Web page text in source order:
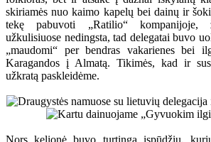
skiriamės nuo kaimo kapelų bei dainų ir
tekę pabuvoti „Ratilio“
užkulisiuose nedingsta, tad delegatai buvo
„maudomi“ per bendras vakarienes bei
Karagandos į Almatą. Tikimės, kad ir
užkratą paskleidėme.
Nors kelionė buvo turtinga įspūdžių,